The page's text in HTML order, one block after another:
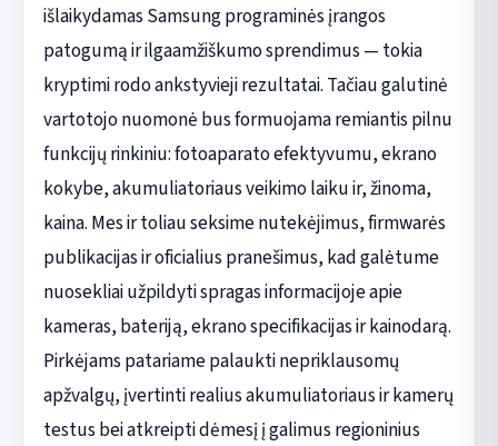
išlaikydamas Samsung programinės įrangos
patogumą ir ilgaamžiškumo sprendimus — tokia
kryptimi rodo ankstyvieji rezultatai. Tačiau galutinė
vartotojo nuomonė bus formuojama remiantis pilnu
funkcijų rinkiniu: fotoaparato efektyvumu, ekrano
kokybe, akumuliatoriaus veikimo laiku ir, žinoma,
kaina. Mes ir toliau seksime nutekėjimus, firmwarės
publikacijas ir oficialius pranešimus, kad galėtume
nuosekliai užpildyti spragas informacijoje apie
kameras, bateriją, ekrano specifikacijas ir kainodarą.
Pirkėjams patariame palaukti nepriklausomų
apžvalgų, įvertinti realius akumuliatoriaus ir kamerų
testus bei atkreipti dėmesį į galimus regioninius